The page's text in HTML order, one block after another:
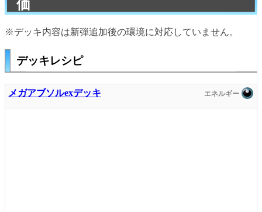
価
※デッキ内容は新弾追加後の環境に対応していません。
デッキレシピ
メガアブソルexデッキ